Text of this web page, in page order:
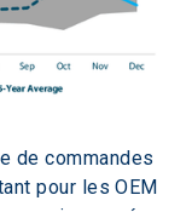
de commandes
pour les OEM